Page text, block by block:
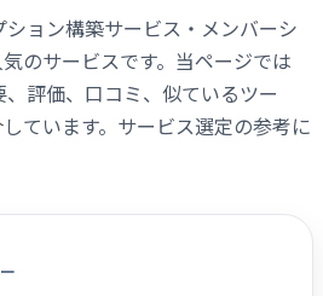
ョン構築サービス・メンバーシ
のサービスです。当ページでは
評価、口コミ、似ているツー
ています。サービス選定の参考に